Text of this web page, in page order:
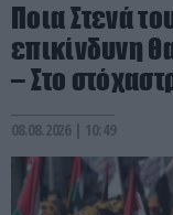
Ποια Στενά
επικίνδυνη
– Στο
08.08.2026 | 10:49